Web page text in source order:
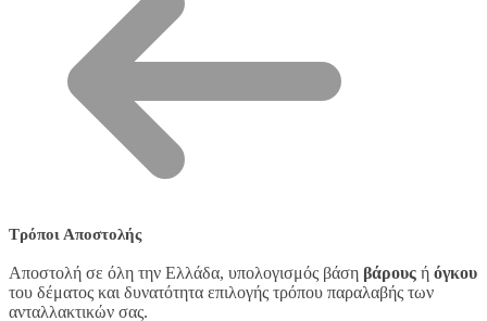
Τρόποι Αποστολής
Αποστολή σε όλη την Ελλάδα, υπολογισμός βάση βάρους ή όγκου
του δέματος και δυνατότητα επιλογής τρόπου παραλαβής των
ανταλλακτικών σας.